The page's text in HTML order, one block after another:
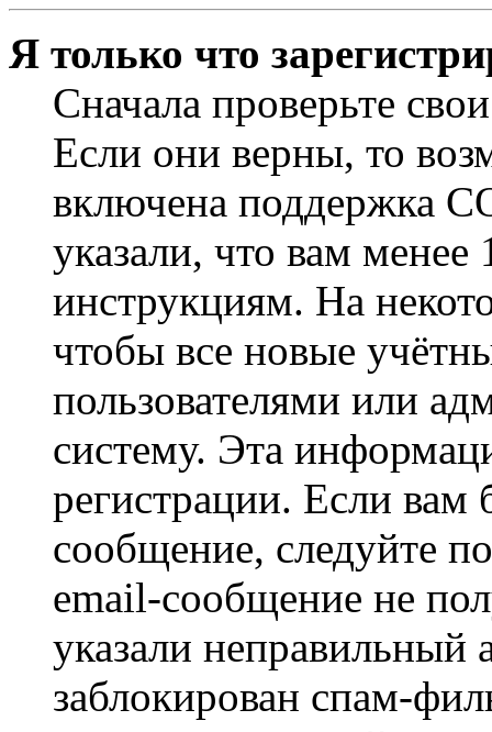
Я только что
Сначала проверьте
Если они верны, то
включена поддержка
указали, что вам
инструкциям. На
чтобы все новые
пользователями или
систему. Эта
регистрации. Если
сообщение, следуйте
email-сообщение не
указали неправильный
заблокирован спам-